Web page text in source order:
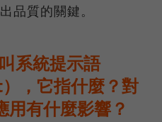
品質的關鍵。
系統提示語
，它指什麼？對
用有什麼影響？